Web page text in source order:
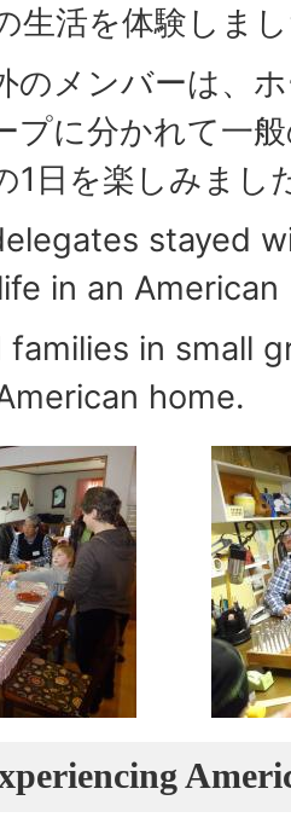
生活を体験しま
のメンバーは、
プに分かれて一
1日を楽しみまし
stayed
in an American
in small
home.